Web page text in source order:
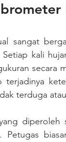
sangat
kali
secara
terjadinya
terduga
Petugas